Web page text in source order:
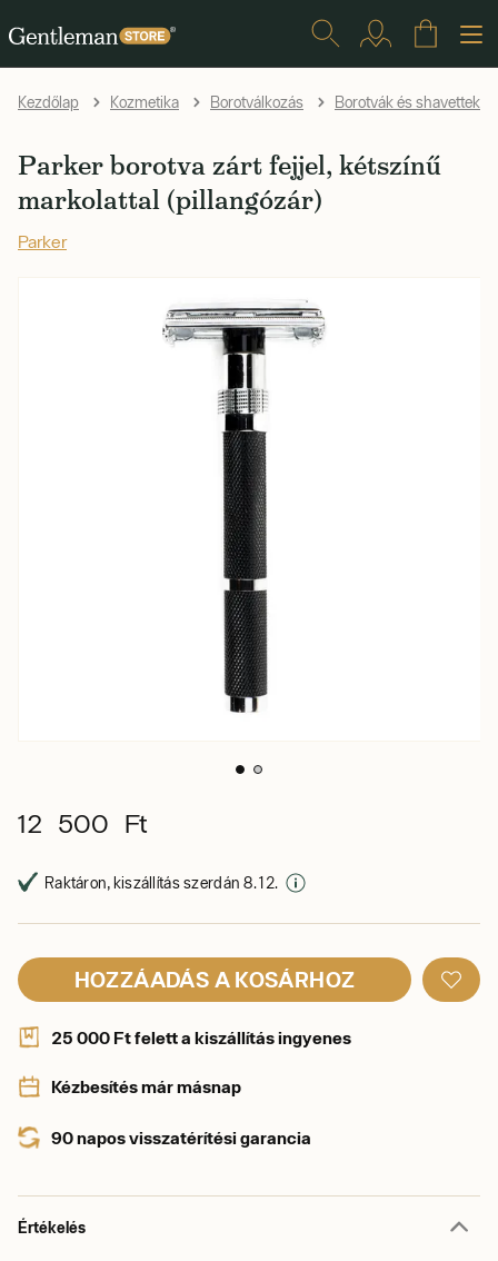
Kezdőlap Kozmetika Borotválkozás Borotvák és shavettek
Parker borotva zárt fejjel, kétszínű
markolattal (pillangózár)
Parker
12 500 Ft
Raktáron, kiszállítás szerdán 8. 12.
HOZZÁADÁS A KOSÁRHOZ
25 000 Ft felett a kiszállítás ingyenes
Kézbesítés már másnap
90 napos visszatérítési garancia
Értékelés